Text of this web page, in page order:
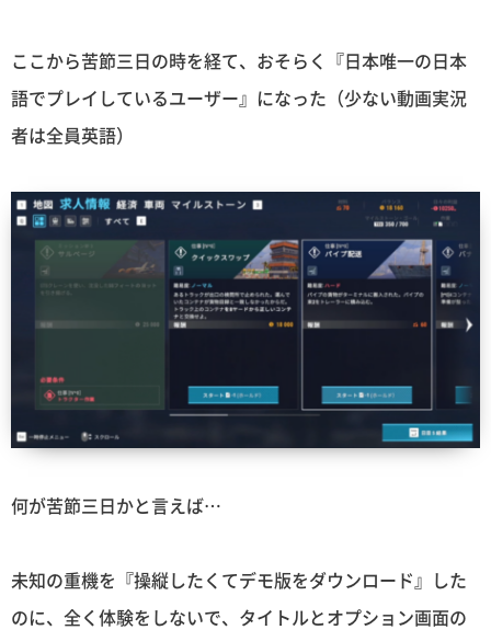
ここから苦節三日の時を経て、おそらく『日本唯一の日本
語でプレイしているユーザー』になった（少ない動画実況
者は全員英語）
何が苦節三日かと言えば…
未知の重機を『操縦したくてデモ版をダウンロード』した
のに、全く体験をしないで、タイトルとオプション画面の